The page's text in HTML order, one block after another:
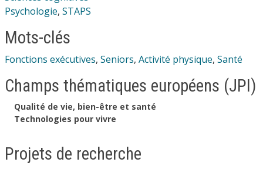
Psychologie, STAPS
Mots-clés
Fonctions exécutives, Seniors, Activité physique, Santé
Champs thématiques européens (JPI)
Qualité de vie, bien-être et santé
Technologies pour vivre
Projets de recherche